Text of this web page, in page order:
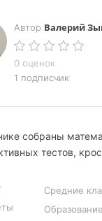
Автор Валерий
0 оценок
1 подписчик
собраны
тестов,
Средние